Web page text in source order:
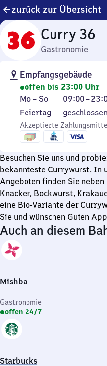
zurück zur Übersicht
Curry 36
Gastronomie
Empfangsgebäude
offen bis 23:00 Uhr
Montag
bis
Sonntag
Mo – So 09:00–
Von
9
Uhr
bis
23
Uhr
Feiertag
Feiertag geschlossen
Akzeptierte
Besuchen Sie uns und
bekannteste Currywurst. In
Angeboten finden Sie
Knacker, Bockwurst,
eine Bio-Variante der
Sie und wünschen Guten
Auch an diesem
Mishba
Gastronomie
offen 24/7
Starbucks